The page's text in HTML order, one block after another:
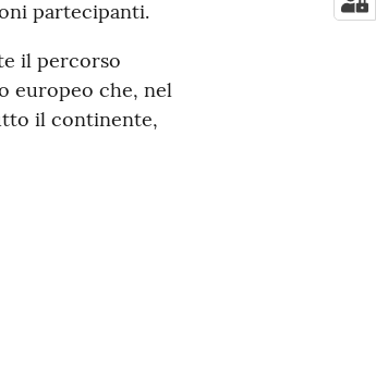
partecipanti.
il percorso
europeo che, nel
il continente,